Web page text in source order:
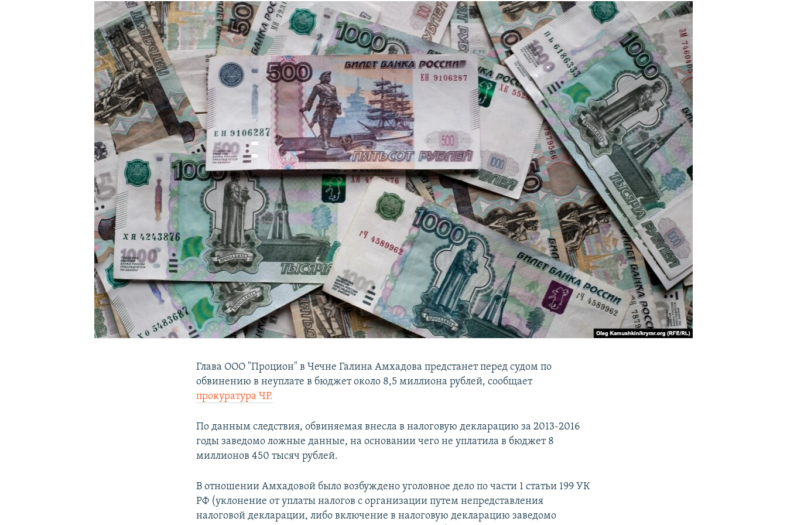
ПОДПИШИТЕСЬ НА РАССЫЛКУ
Глава ООО "Процион" в Чечне Галина Амхадова предстанет перед судом по
обвинению в неуплате в бюджет около 8,5 миллиона рублей, сообщает
прокуратура ЧР.
По данным следствия, обвиняемая внесла в налоговую декларацию за 2013-2016
годы заведомо ложные данные, на основании чего не уплатила в бюджет 8
миллионов 450 тысяч рублей.
В отношении Амхадовой было возбуждено уголовное дело по части 1 статьи 199 УК
РФ (уклонение от уплаты налогов с организации путем непредставления
налоговой декларации, либо включение в налоговую декларацию заведомо